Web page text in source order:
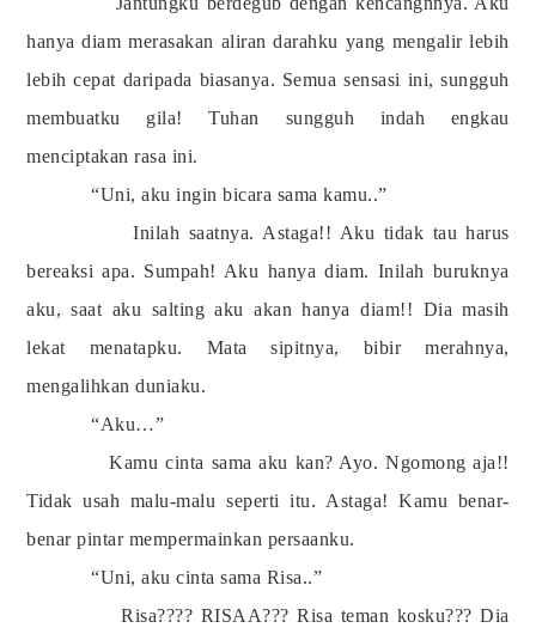
hanya diam merasakan aliran darahku yang mengalir lebih
lebih cepat daripada biasanya. Semua sensasi ini, sungguh
membuatku gila! Tuhan sungguh indah engkau
menciptakan rasa ini.
“Uni, aku ingin bicara sama kamu..”
Inilah saatnya. Astaga!! Aku tidak tau harus
bereaksi apa. Sumpah! Aku hanya diam. Inilah buruknya
aku, saat aku salting aku akan hanya diam!! Dia masih
lekat menatapku. Mata sipitnya, bibir merahnya,
mengalihkan duniaku.
“Aku…”
Kamu cinta sama aku kan? Ayo. Ngomong aja!!
Tidak usah malu-malu seperti itu. Astaga! Kamu benar-
benar pintar mempermainkan persaanku.
“Uni, aku cinta sama Risa..”
Risa???? RISAA??? Risa teman kosku??? Dia